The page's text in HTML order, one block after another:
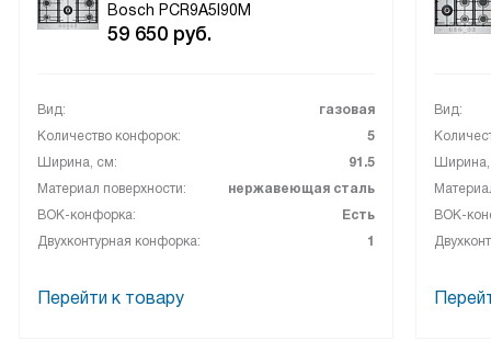
Bosch PCR9A5I90M
59 650 руб.
Вид:
газовая
Количество конфорок:
5
Ширина, см:
91.5
Материал поверхности:
нержавеющая сталь
ВОК-конфорка:
Есть
Двухконтурная конфорка:
1
Перейти к товару
Вид:
ВОК-